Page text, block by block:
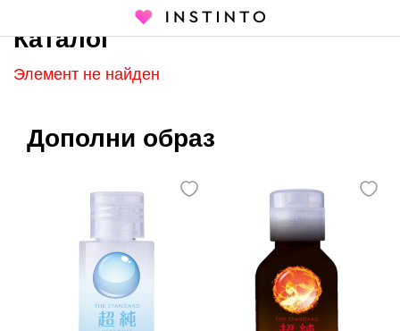
Каталог
Каталог
Элемент не найден
Дополни образ